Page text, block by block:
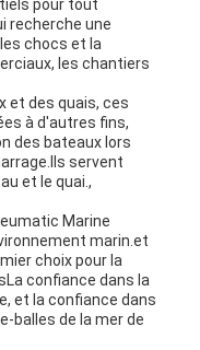
pour tout
recherche une
chocs et la
les chantiers
et des quais, ces
à d'autres fins,
des bateaux lors
servent
et le quai.,
Marine
marin.et
choix pour la
confiance dans la
et la confiance dans
balles de la mer de